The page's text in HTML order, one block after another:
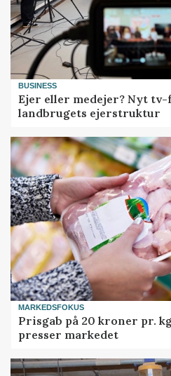
BUSINESS
Ejer eller medejer? Nyt
landbrugets ejerstruktur
MARKEDSFOKUS
Prisgab på 20 kroner pr.
presser markedet